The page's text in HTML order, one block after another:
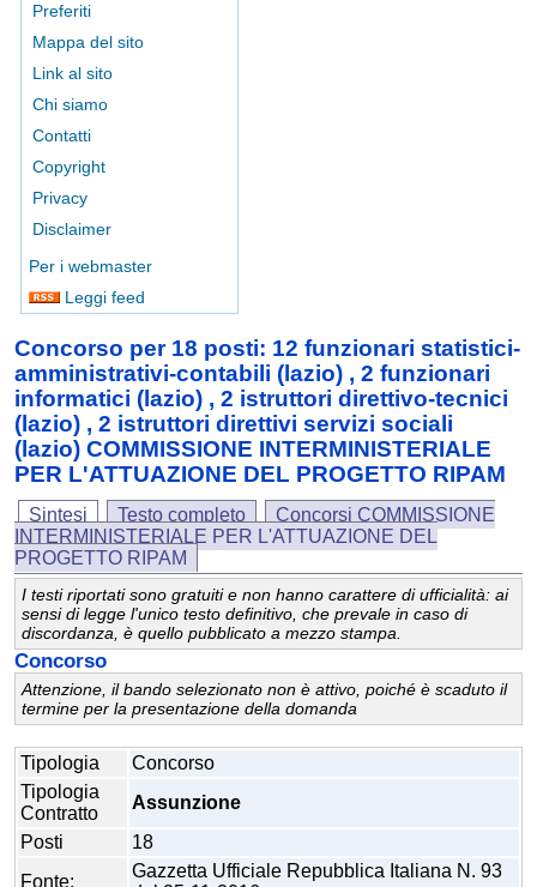
Preferiti
Mappa del sito
Link al sito
Chi siamo
Contatti
Copyright
Privacy
Disclaimer
Per i webmaster
Leggi feed
Concorso per 18 posti: 12 funzionari statistici-
amministrativi-contabili (lazio) , 2 funzionari
informatici (lazio) , 2 istruttori direttivo-tecnici
(lazio) , 2 istruttori direttivi servizi sociali
(lazio) COMMISSIONE INTERMINISTERIALE
PER L'ATTUAZIONE DEL PROGETTO RIPAM
Sintesi Testo completo
Concorsi COMMISSIONE
INTERMINISTERIALE PER L'ATTUAZIONE DEL
PROGETTO RIPAM
I testi riportati sono gratuiti e non hanno carattere di ufficialità: ai
sensi di legge l'unico testo definitivo, che prevale in caso di
discordanza, è quello pubblicato a mezzo stampa.
Concorso
Attenzione, il bando selezionato non è attivo, poiché è scaduto il
termine per la presentazione della domanda
Tipologia
Concorso
Tipologia
Contratto
Assunzione
Posti
18
Fonte:
Gazzetta Ufficiale Repubblica Italiana N. 93